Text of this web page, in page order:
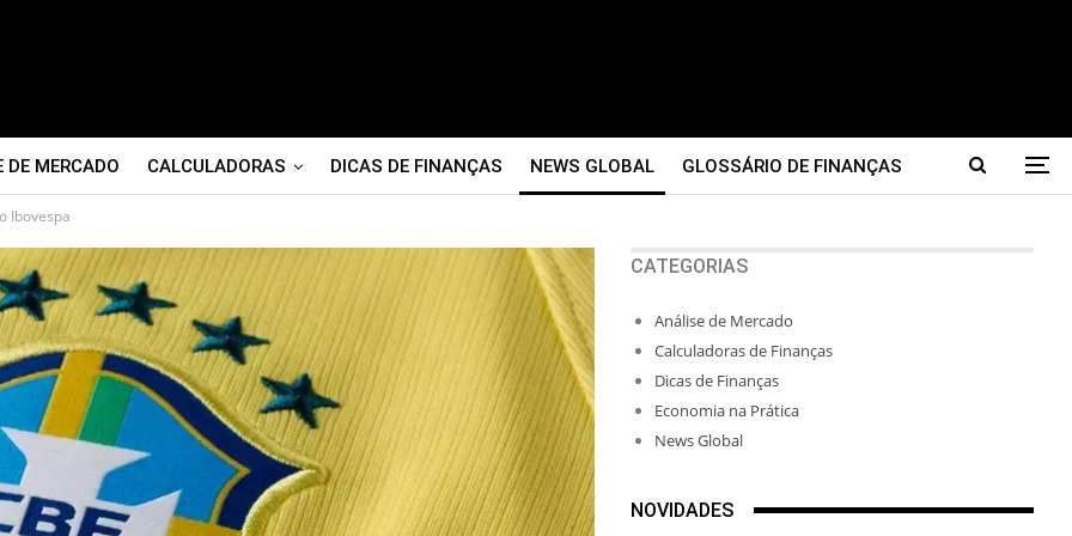
DE MERCADO CALCULADORAS DICAS DE FINANÇAS NEWS GLOBAL GLOSSÁRIO DE FINANÇAS
Ibovespa
CATEGORIAS
Análise de Mercado
Calculadoras de Finanças
Dicas de Finanças
Economia na Prática
News Global
NOVIDADES